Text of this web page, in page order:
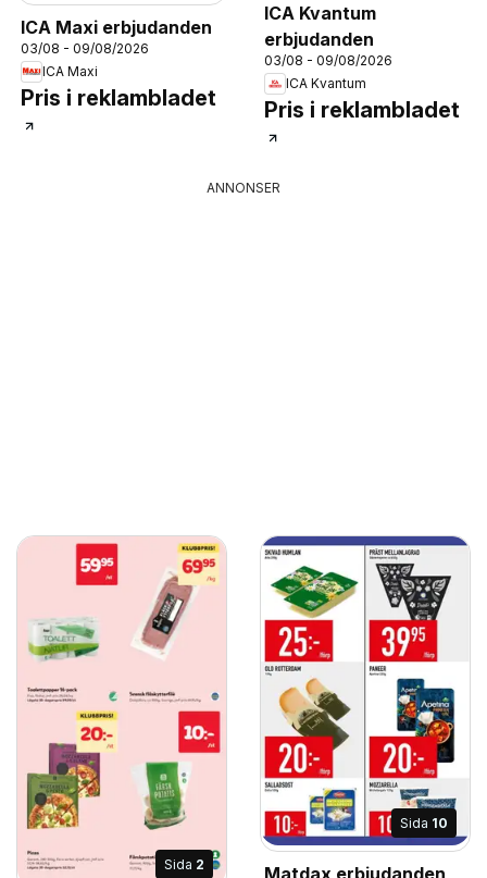
ICA Maxi erbjudanden
03/08 - 09/08/2026
ICA Maxi
Pris i reklambladet
ICA Kvantum
erbjudanden
03/08 - 09/08/2026
ICA Kvantum
Pris i reklambladet
ANNONSER
Sida 2
Sida 10
Matdax erbjudanden